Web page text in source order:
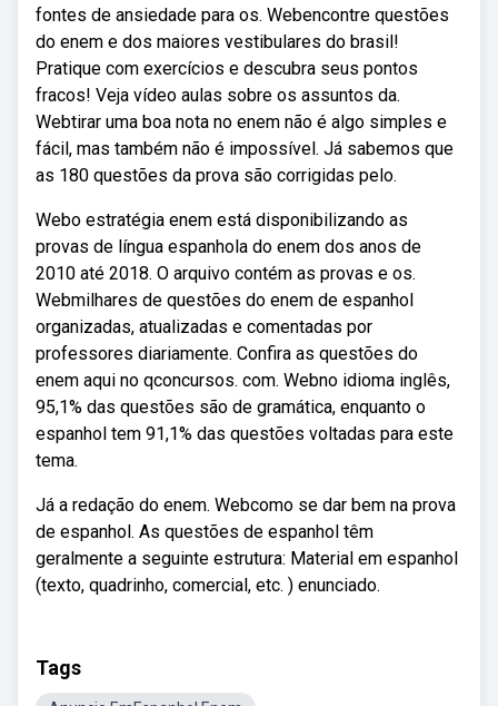
fontes de ansiedade para os. Webencontre questões
do enem e dos maiores vestibulares do brasil!
Pratique com exercícios e descubra seus pontos
fracos! Veja vídeo aulas sobre os assuntos da.
Webtirar uma boa nota no enem não é algo simples e
fácil, mas também não é impossível. Já sabemos que
as 180 questões da prova são corrigidas pelo.
Webo estratégia enem está disponibilizando as
provas de língua espanhola do enem dos anos de
2010 até 2018. O arquivo contém as provas e os.
Webmilhares de questões do enem de espanhol
organizadas, atualizadas e comentadas por
professores diariamente. Confira as questões do
enem aqui no qconcursos. com. Webno idioma inglês,
95,1% das questões são de gramática, enquanto o
espanhol tem 91,1% das questões voltadas para este
tema.
Já a redação do enem. Webcomo se dar bem na prova
de espanhol. As questões de espanhol têm
geralmente a seguinte estrutura: Material em espanhol
(texto, quadrinho, comercial, etc. ) enunciado.
Tags